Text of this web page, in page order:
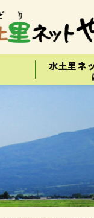
水土里ネ